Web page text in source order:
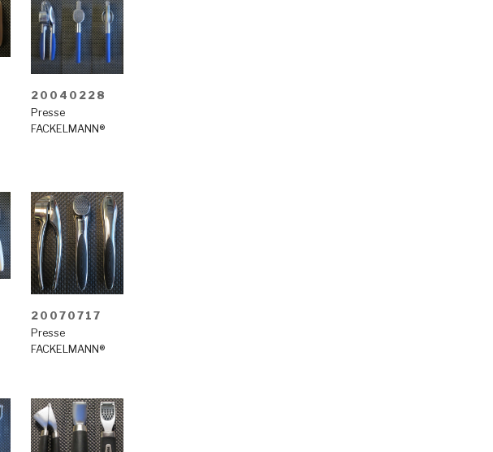
20040228
Presse
FACKELMANN®
20070717
Presse
FACKELMANN®